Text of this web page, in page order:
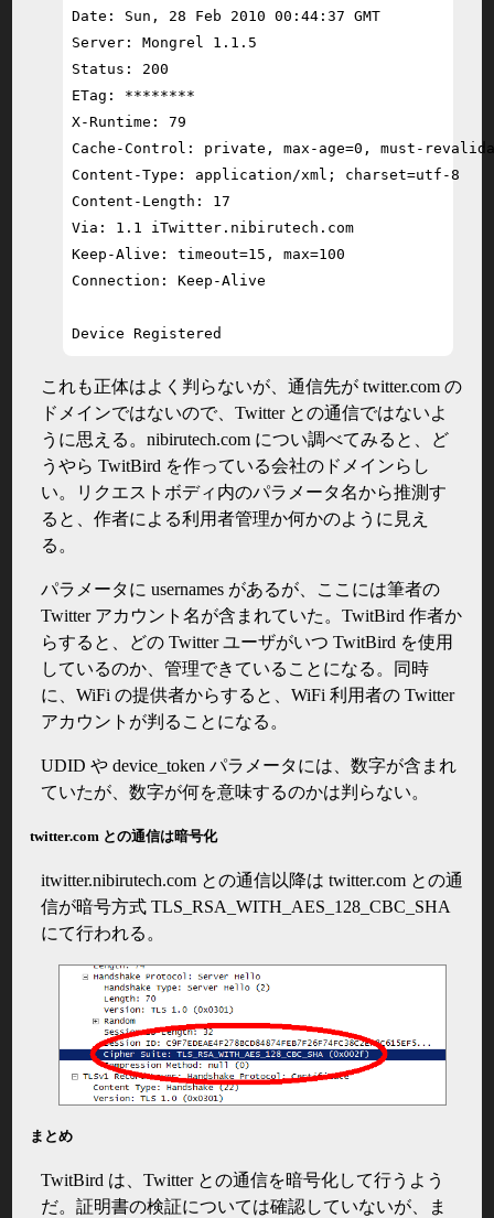
Date: Sun, 28 Feb 2010 00:44:37 GMT
Server: Mongrel 1.1.5
Status: 200
ETag: ********
X-Runtime: 79
Cache-Control: private, max-age=0, must-
Content-Type: application/xml; charset=utf-8
Content-Length: 17
Via: 1.1 iTwitter.nibirutech.com
Keep-Alive: timeout=15, max=100
Connection: Keep-Alive
Device Registered
これも正体はよく判らないが、通信先が twitter.com の
ドメインではないので、Twitter との通信ではないよ
うに思える。nibirutech.com につい調べてみると、ど
うやら TwitBird を作っている会社のドメインらし
い。リクエストボディ内のパラメータ名から推測す
ると、作者による利用者管理か何かのように見え
る。
パラメータに usernames があるが、ここには筆者の
Twitter アカウント名が含まれていた。TwitBird 作者か
らすると、どの Twitter ユーザがいつ TwitBird を使用
しているのか、管理できていることになる。同時
に、WiFi の提供者からすると、WiFi 利用者の Twitter
アカウントが判ることになる。
UDID や device_token パラメータには、数字が含まれ
ていたが、数字が何を意味するのかは判らない。
twitter.com との通信は暗号化
itwitter.nibirutech.com との通信以降は twitter.com との通
信が暗号方式 TLS_RSA_WITH_AES_128_CBC_SHA
にて行われる。
まとめ
TwitBird は、Twitter との通信を暗号化して行うよう
だ。証明書の検証については確認していないが、ま